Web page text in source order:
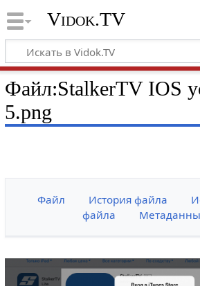
Vidok.TV
Файл:StalkerTV IOS
5.png
Файл История файла
файла